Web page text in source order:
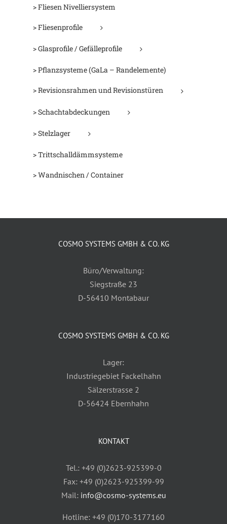
> Fliesen Nivelliersystem
> Fliesenprofile
> Glasprofile / Gefälleprofile
> Pflanzsysteme (GaLa – Randelemente)
> Revisionsrahmen und Revisionstüren
> Schachtabdeckungen
> Stelzlager
> Trittschalldämmsysteme
> Wandnischen / Container
COSMO SYSTEMS GMBH & CO. KG
Büro/Verwaltung:
Siegstraße 23
D-56410 Montabaur
COSMO SYSTEMS GMBH & CO. KG
Lager:
Industriegebiet Fackelhahn
Sälzerstrasse 2
D-56424 Ebernhahn
KONTAKT
Tel.: +49 (0)2623-925399-0
Fax: +49 (0)2623-925399-99
Mail: info@cosmo-systems.eu
Hotline: +49 (0)170-3177160